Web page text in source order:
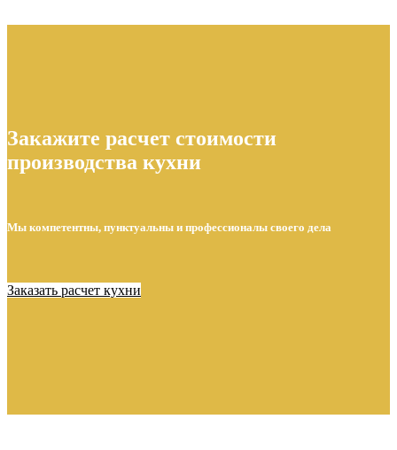
Закажите расчет стоимости
производства кухни
Мы компетентны, пунктуальны и профессионалы своего дела
Заказать расчет кухни